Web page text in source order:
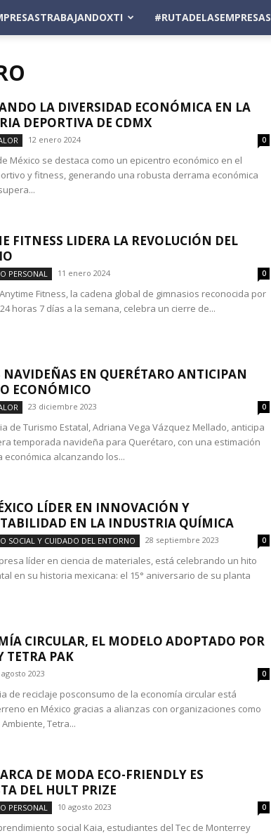
#RUTADELASEMPRESAS
LA DIVERSIDAD ECONÓMICA EN LA
DEPORTIVA DE CDMX
12 enero 2024 0
México se destaca como un epicentro económico en el
y fitness, generando una robusta derrama económica
FITNESS LIDERA LA REVOLUCIÓN DEL
PERSONAL 11 enero 2024 0
Fitness, la cadena global de gimnasios reconocida por
horas 7 días a la semana, celebra un cierre de...
NAVIDEÑAS EN QUERÉTARO ANTICIPAN
ECONÓMICO
23 diciembre 2023 0
de Turismo Estatal, Adriana Vega Vázquez Mellado, anticipa
temporada navideña para Querétaro, con una estimación
económica alcanzando los...
LÍDER EN INNOVACIÓN Y
EN LA INDUSTRIA QUÍMICA
SOCIAL Y CUIDADO DEL ENTORNO 28 septiembre 2023 0
líder en ciencia de materiales, está celebrando un hito
en su historia mexicana: el 15° aniversario de su planta
CIRCULAR, EL MODELO ADOPTADO POR
TETRA PAK
agosto 2023 0
de reciclaje posconsumo de la economía circular está
en México gracias a alianzas con organizaciones como
Ambiente, Tetra...
DE MODA ECO-FRIENDLY ES
DEL HULT PRIZE
PERSONAL 10 agosto 2023 0
social Kaia, estudiantes del Tec de Monterrey